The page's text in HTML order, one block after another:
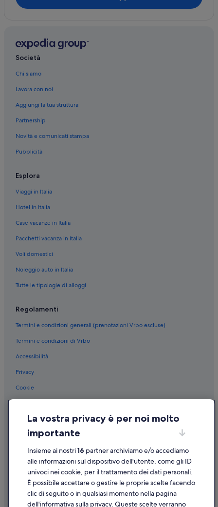
Società
Chi siamo
Lavora con noi
Aggiungi la tua struttura
Partnership
Novità e comunicati stampa
Pubblicità
Esplora
Viaggi in Italia
Hotel in Italia
Case vacanze in Italia
Pacchetti vacanza in Italia
Voli domestici
Noleggio auto in Italia
Tutte le tipologie di alloggi
Regolamenti
Termini e condizioni generali (prenotazioni Vrbo escluse)
Termini e condizioni di Vrbo
Accessibilità
Privacy
Cookie
Informazioni legali/Contatti
Linee guida sui contenuti e segnalazione dei contenuti
Supporto
Assistenza clienti
Contattaci
Come cancellare un volo
La vostra privacy è per noi molto
importante
Insieme ai nostri16 partner archiviamo e/o accediamo
alle informazioni sul dispositivo dell'utente, come gli ID
univoci nei cookie, per il trattamento dei dati personali.
È possibile accettare o gestire le proprie scelte facendo
clic di seguito o in qualsiasi momento nella pagina
dell'informativa sulla privacy. Queste scelte verranno